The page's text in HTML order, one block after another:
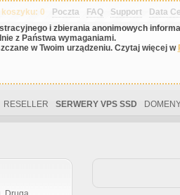
i zbierania anonimowych
z Państwa wymaganiami.
w Twoim urządzeniu. Czytaj więcej w
koszyku: 0 Poczta FAQ Support Data
RESELLER SERWERY VPS SSD